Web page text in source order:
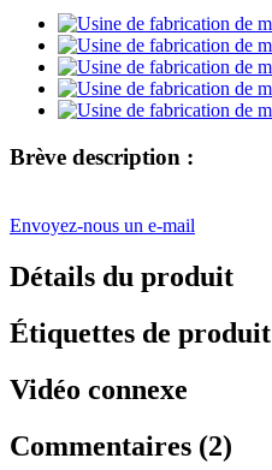
Brève description :
Envoyez-nous un e-mail
Détails du produit
Étiquettes de produit
Vidéo connexe
Commentaires (2)